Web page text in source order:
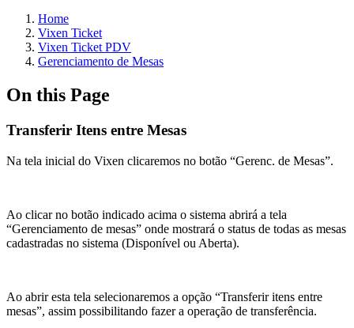
Home
Vixen Ticket
Vixen Ticket PDV
Gerenciamento de Mesas
On this Page
Transferir Itens entre Mesas
Na tela inicial do Vixen clicaremos no botão “Gerenc. de Mesas”.
Ao clicar no botão indicado acima o sistema abrirá a tela
“Gerenciamento de mesas” onde mostrará o status de todas as mesas
cadastradas no sistema (Disponível ou Aberta).
Ao abrir esta tela selecionaremos a opção “Transferir itens entre
mesas”, assim possibilitando fazer a operação de transferência.